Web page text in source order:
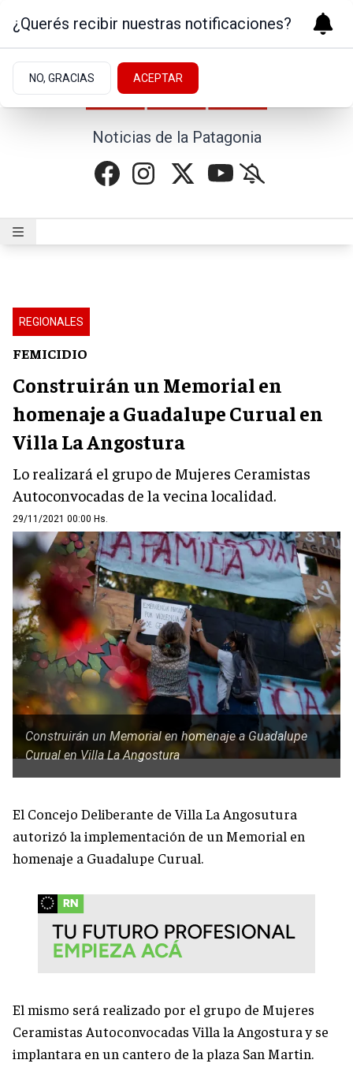
Noticias de la Patagonia
REGIONALES
FEMICIDIO
Construirán un Memorial en
homenaje a Guadalupe Curual en
Villa La Angostura
Lo realizará el grupo de Mujeres Ceramistas
Autoconvocadas de la vecina localidad.
29/11/2021 00:00 Hs.
Construirán un Memorial en homenaje a Guadalupe
Curual en Villa La Angostura
El Concejo Deliberante de Villa La Angosutura
autorizó la implementación de un Memorial en
homenaje a Guadalupe Curual.
El mismo será realizado por el grupo de Mujeres
Ceramistas Autoconvocadas Villa la Angostura y se
implantara en un cantero de la plaza San Martin.
¿Querés recibir nuestras notificaciones?
NO, GRACIAS ACEPTAR